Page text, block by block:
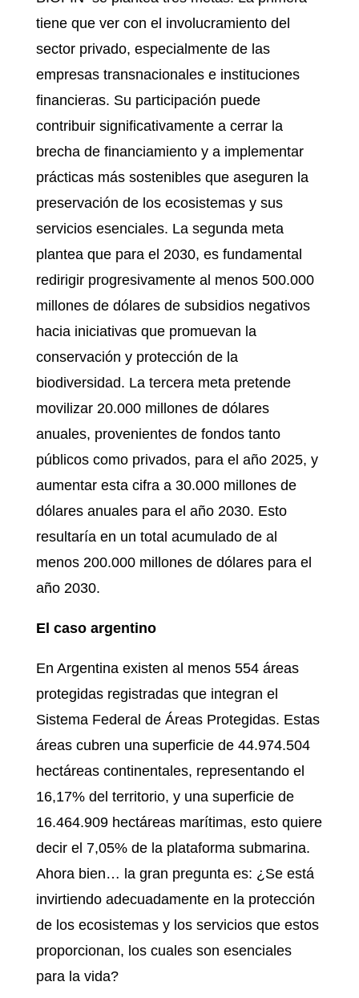
tiene que ver con el involucramiento del
sector privado, especialmente de las
empresas transnacionales e instituciones
financieras. Su participación puede
contribuir significativamente a cerrar la
brecha de financiamiento y a implementar
prácticas más sostenibles que aseguren la
preservación de los ecosistemas y sus
servicios esenciales. La segunda meta
plantea que para el 2030, es fundamental
redirigir progresivamente al menos 500.000
millones de dólares de subsidios negativos
hacia iniciativas que promuevan la
conservación y protección de la
biodiversidad. La tercera meta pretende
movilizar 20.000 millones de dólares
anuales, provenientes de fondos tanto
públicos como privados, para el año 2025, y
aumentar esta cifra a 30.000 millones de
dólares anuales para el año 2030. Esto
resultaría en un total acumulado de al
menos 200.000 millones de dólares para el
año 2030.
El caso argentino
En Argentina existen al menos 554 áreas
protegidas registradas que integran el
Sistema Federal de Áreas Protegidas. Estas
áreas cubren una superficie de 44.974.504
hectáreas continentales, representando el
16,17% del territorio, y una superficie de
16.464.909 hectáreas marítimas, esto quiere
decir el 7,05% de la plataforma submarina.
Ahora bien… la gran pregunta es: ¿Se está
invirtiendo adecuadamente en la protección
de los ecosistemas y los servicios que estos
proporcionan, los cuales son esenciales
para la vida?